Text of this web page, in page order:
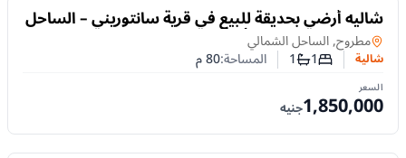
للبيع
شاليه أرضي بحديقة للبيع في قرية سانتوريني – الساحل
الشمالي | 80م وفيو أكوا
شاليةفي
مطروح, الساحل الشمالي
شالية عدد غرف النوم
1عدد الحمامات
1 المساحة:80م
السعر
1,850,000جنيه